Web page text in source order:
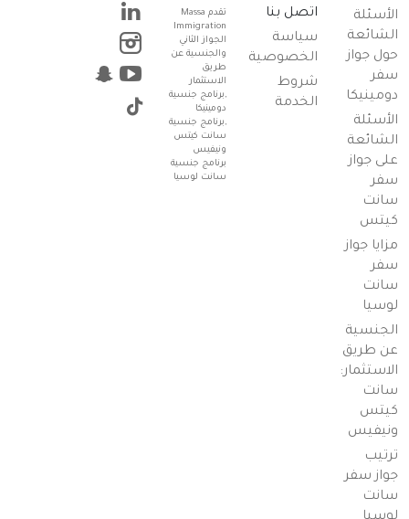
الأسئلة
الشائعة
حول جواز
سفر
دومينيكا
الأسئلة
الشائعة
على جواز
سفر
سانت
كيتس
مزايا جواز
سفر
سانت
لوسيا
الجنسية
عن طريق
الاستثمار:
سانت
كيتس
ونيفيس
ترتيب
جواز سفر
سانت
اتصل بنا
سياسة
الخصوصية
شروط
الخدمة
تقدم Massa
Immigration
الجواز الثاني
والجنسية عن
طريق
الاستثمار
,برنامج جنسية
دومينيكا
,برنامج جنسية
سانت كيتس
ونيفيس
برنامج جنسية
سانت لوسيا